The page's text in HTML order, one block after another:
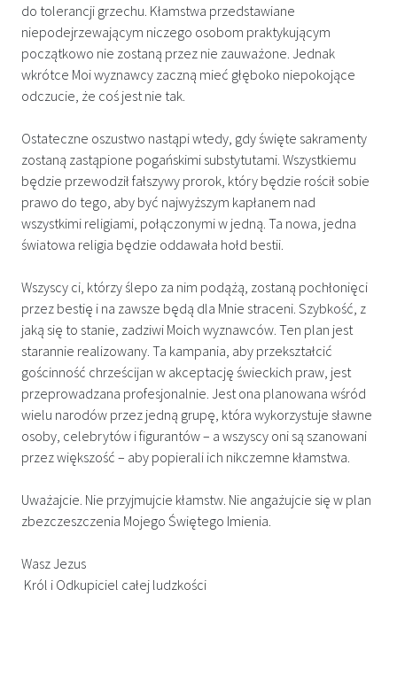
do tolerancji grzechu.​ Kłamstwa przedstawiane
niepodejrzewającym niczego osobom praktykującym
początkowo nie zostaną przez nie zauważone. Jednak
wkrótce Moi wyznawcy zaczną mieć głęboko niepokojące
odczucie, że coś jest nie tak.
Ostateczne oszustwo nastąpi wtedy, gdy święte sakramenty
zostaną zastąpione pogańskimi substytutami.​ Wszystkiemu
będzie przewodził fałszywy prorok, który będzie rościł sobie
prawo do tego, aby być najwyższym kapłanem nad
wszystkimi religiami, połączonymi w jedną. Ta nowa, jedna
światowa religia będzie oddawała hołd bestii.
Wszyscy ci, którzy ślepo za nim podążą, zostaną pochłonięci
przez bestię i na zawsze będą dla Mnie straceni.​ Szybkość, z
jaką się to stanie, zadziwi Moich wyznawców. Ten plan jest
starannie realizowany. Ta kampania, aby przekształcić
gościnność chrześcijan w akceptację świeckich praw, jest
przeprowadzana profesjonalnie.​ Jest ona planowana wśród
wielu narodów przez jedną grupę, która wykorzystuje sławne
osoby, celebrytów i figurantów – a wszyscy oni są szanowani
przez większość – aby popierali ich nikczemne kłamstwa.
Uważajcie. Nie przyjmujcie kłamstw. Nie angażujcie się w plan
zbezczeszczenia Mojego Świętego Imienia.
Wasz Jezus
Król i Odkupiciel całej ludzkości